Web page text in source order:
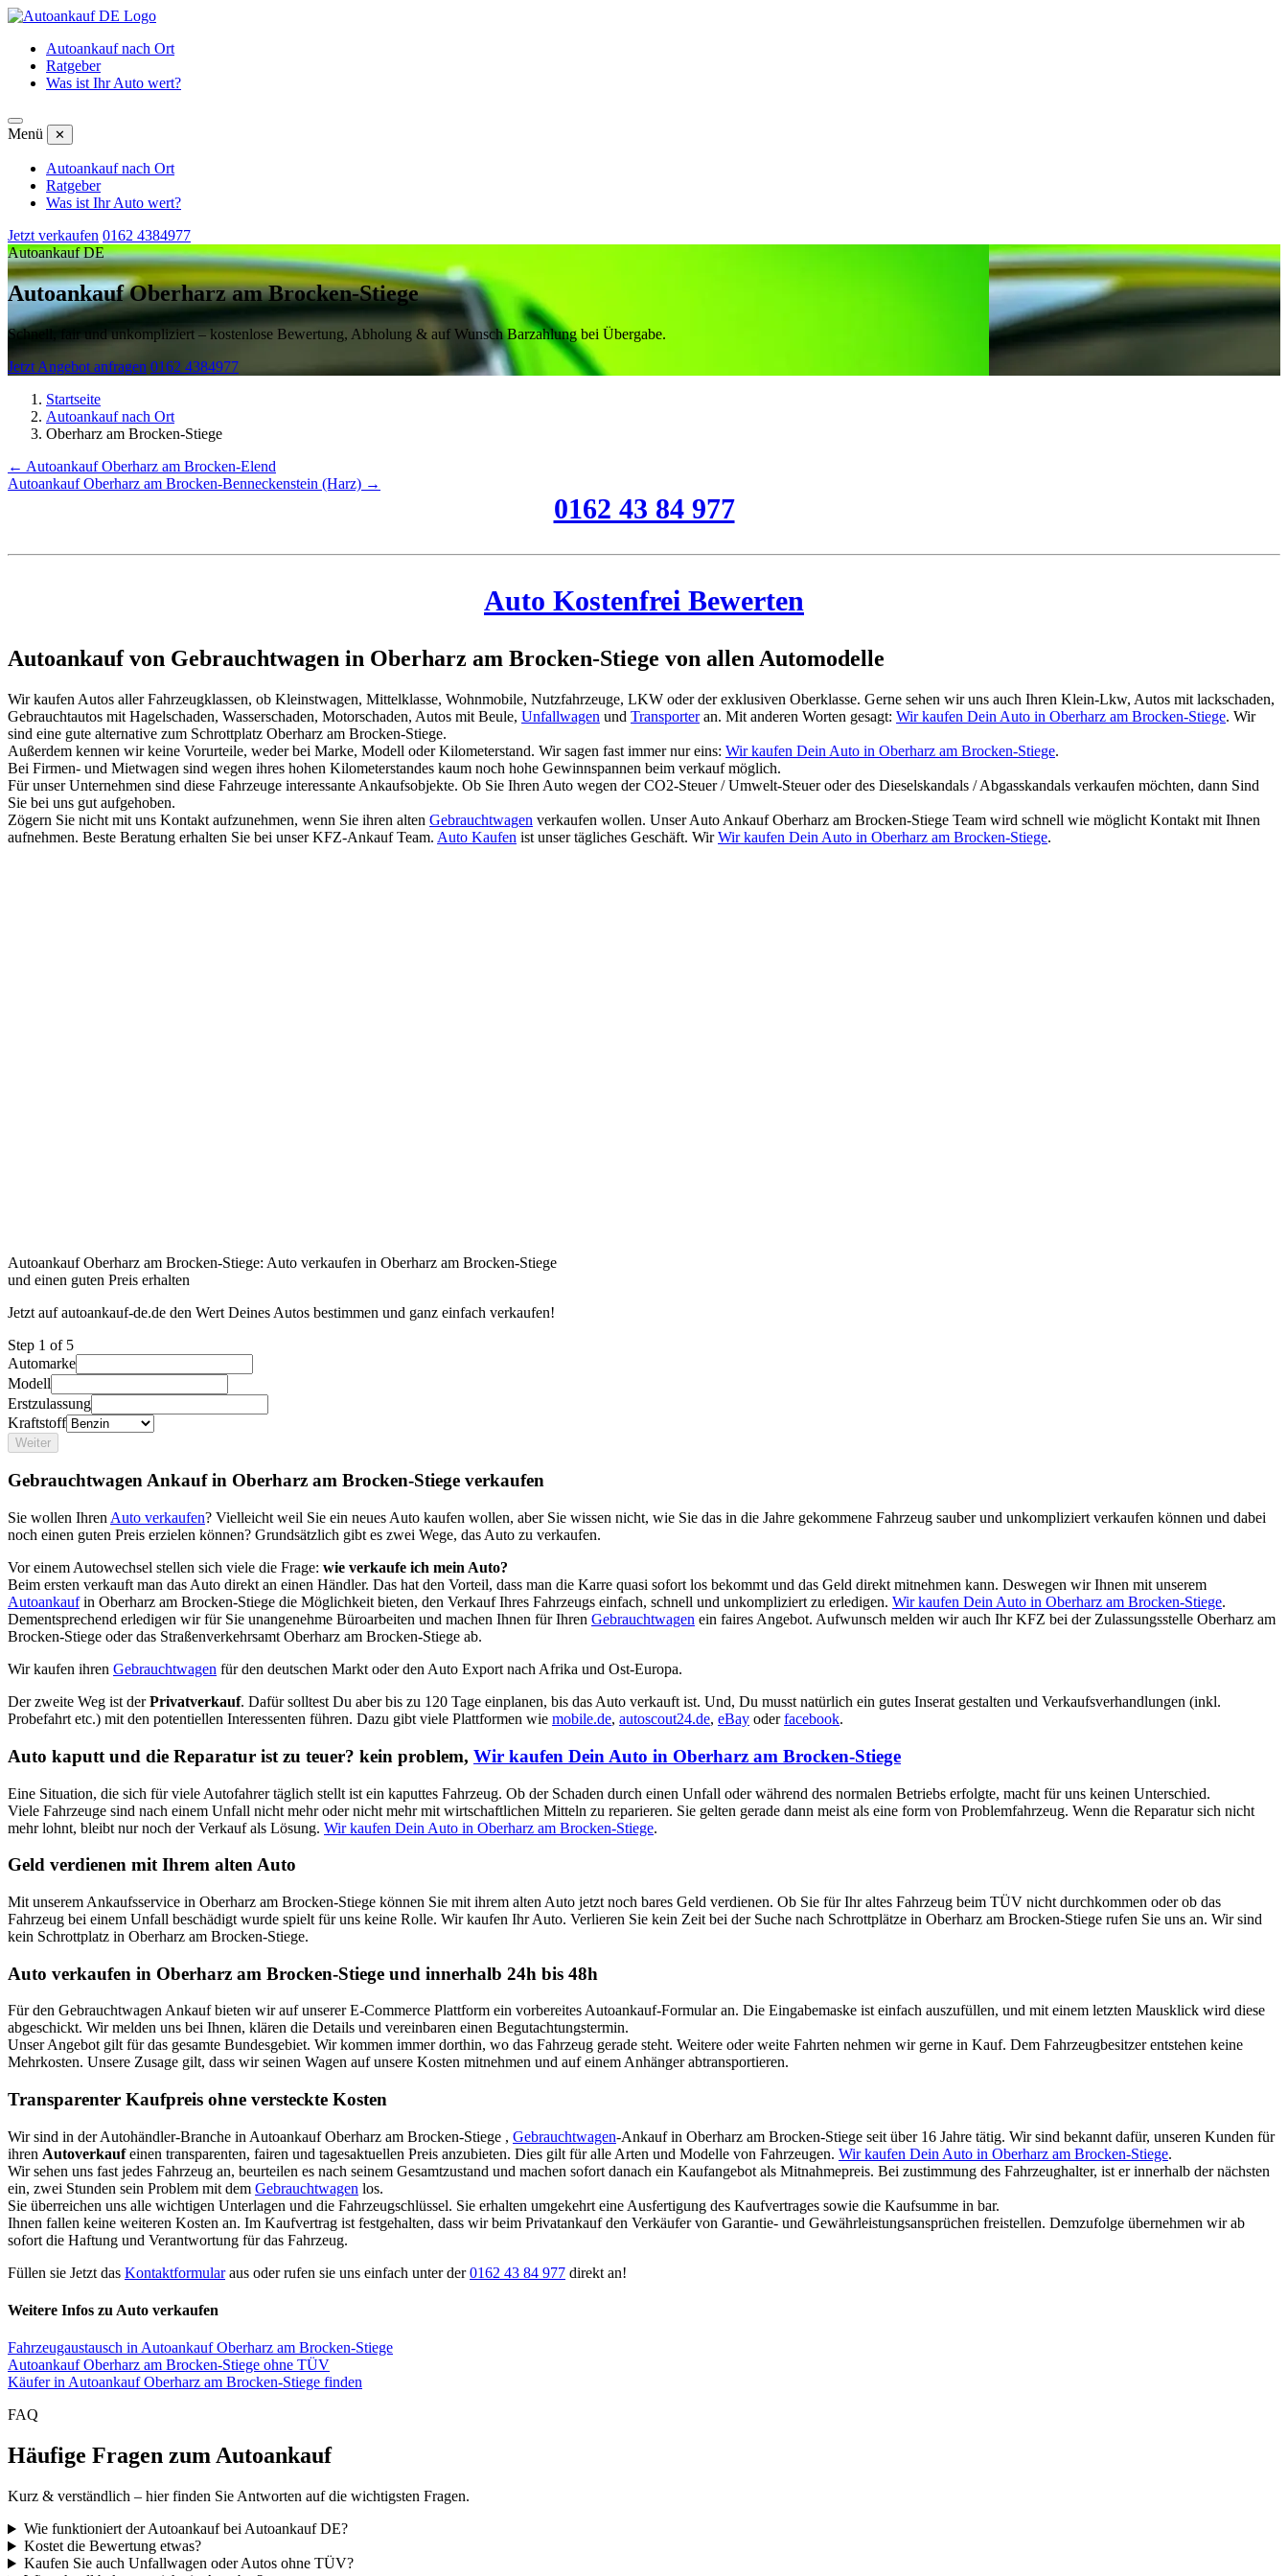
Autoankauf nach Ort
Ratgeber
Was ist Ihr Auto wert?
Menü ✕
Autoankauf nach Ort
Ratgeber
Was ist Ihr Auto wert?
Jetzt verkaufen 0162 4384977
Autoankauf DE
Autoankauf Oberharz am Brocken-Stiege
Schnell, fair und unkompliziert – kostenlose Bewertung, Abholung & auf Wunsch Barzahlung bei Übergabe.
Jetzt Angebot anfragen 0162 4384977
Startseite
Autoankauf nach Ort
Oberharz am Brocken-Stiege
← Autoankauf Oberharz am Brocken-Elend
Autoankauf Oberharz am Brocken-Benneckenstein (Harz) →
0162 43 84 977
Auto Kostenfrei Bewerten
Autoankauf von Gebrauchtwagen in Oberharz am Brocken-Stiege von allen Automodelle
Wir kaufen Autos aller Fahrzeugklassen, ob Kleinstwagen, Mittelklasse, Wohnmobile, Nutzfahrzeuge, LKW oder der exklusiven Oberklasse. Gerne sehen wir uns auch Ihren Klein-Lkw, Autos mit lackschaden,
Gebrauchtautos mit Hagelschaden, Wasserschaden, Motorschaden, Autos mit Beule, Unfallwagen und Transporteran. Mit anderen Worten gesagt: Wir kaufen Dein Auto in Oberharz am Brocken-Stiege. Wir
sind eine gute alternative zum Schrottplatz Oberharz am Brocken-Stiege.
Außerdem kennen wir keine Vorurteile, weder bei Marke, Modell oder Kilometerstand. Wir sagen fast immer nur eins: Wir kaufen Dein Auto in Oberharz am Brocken-Stiege.
Bei Firmen- und Mietwagen sind wegen ihres hohen Kilometerstandes kaum noch hohe Gewinnspannen beim verkauf möglich.
Für unser Unternehmen sind diese Fahrzeuge interessante Ankaufsobjekte. Ob Sie Ihren Auto wegen der CO2-Steuer / Umwelt-Steuer oder des Dieselskandals / Abgasskandals verkaufen möchten, dann Sind
Sie bei uns gut aufgehoben.
Zögern Sie nicht mit uns Kontakt aufzunehmen, wenn Sie ihren alten Gebrauchtwagen verkaufen wollen. Unser Auto Ankauf Oberharz am Brocken-Stiege Team wird schnell wie möglicht Kontakt mit Ihnen
aufnehmen. Beste Beratung erhalten Sie bei unser KFZ-Ankauf Team. Auto Kaufen ist unser tägliches Geschäft. WirWir kaufen Dein Auto in Oberharz am Brocken-Stiege.
Autoankauf Oberharz am Brocken-Stiege: Auto verkaufen in Oberharz am Brocken-Stiege
und einen guten Preis erhalten
Jetzt auf autoankauf-de.de den Wert Deines Autos bestimmen und ganz einfach verkaufen!
Step 1 of 5
Automarke
Modell
Erstzulassung
Kraftstoff
Weiter
Gebrauchtwagen Ankauf in Oberharz am Brocken-Stiege verkaufen
Sie wollen Ihren Auto verkaufen? Vielleicht weil Sie ein neues Auto kaufen wollen, aber Sie wissen nicht, wie Sie das in die Jahre gekommene Fahrzeug sauber und unkompliziert verkaufen können und dabei
noch einen guten Preis erzielen können? Grundsätzlich gibt es zwei Wege, das Auto zu verkaufen.
Vor einem Autowechsel stellen sich viele die Frage: wie verkaufe ich mein Auto?
Beim ersten verkauft man das Auto direkt an einen Händler. Das hat den Vorteil, dass man die Karre quasi sofort los bekommt und das Geld direkt mitnehmen kann. Deswegen wir Ihnen mit unserem
Autoankaufin Oberharz am Brocken-Stiege die Möglichkeit bieten, den Verkauf Ihres Fahrzeugs einfach, schnell und unkompliziert zu erledigen. Wir kaufen Dein Auto in Oberharz am Brocken-Stiege.
Dementsprechend erledigen wir für Sie unangenehme Büroarbeiten und machen Ihnen für Ihren Gebrauchtwagen ein faires Angebot. Aufwunsch melden wir auch Ihr KFZ bei der Zulassungsstelle Oberharz am
Brocken-Stiege oder das Straßenverkehrsamt Oberharz am Brocken-Stiege ab.
Wir kaufen ihren Gebrauchtwagen für den deutschen Markt oder den Auto Export nach Afrika und Ost-Europa.
Der zweite Weg ist derPrivatverkauf. Dafür solltest Du aber bis zu 120 Tage einplanen, bis das Auto verkauft ist. Und, Du musst natürlich ein gutes Inserat gestalten und Verkaufsverhandlungen (inkl.
Probefahrt etc.) mit den potentiellen Interessenten führen. Dazu gibt viele Plattformen wie mobile.de, autoscout24.de, eBay oderfacebook.
Auto kaputt und die Reparatur ist zu teuer? kein problem, Wir kaufen Dein Auto in Oberharz am Brocken-Stiege
Eine Situation, die sich für viele Autofahrer täglich stellt ist ein kaputtes Fahrzeug. Ob der Schaden durch einen Unfall oder während des normalen Betriebs erfolgte, macht für uns keinen Unterschied.
Viele Fahrzeuge sind nach einem Unfall nicht mehr oder nicht mehr mit wirtschaftlichen Mitteln zu reparieren. Sie gelten gerade dann meist als eine form von Problemfahrzeug. Wenn die Reparatur sich nicht
mehr lohnt, bleibt nur noch der Verkauf als Lösung. Wir kaufen Dein Auto in Oberharz am Brocken-Stiege.
Geld verdienen mit Ihrem alten Auto
Mit unserem Ankaufsservice in Oberharz am Brocken-Stiege können Sie mit ihrem alten Auto jetzt noch bares Geld verdienen. Ob Sie für Ihr altes Fahrzeug beim TÜV nicht durchkommen oder ob das
Fahrzeug bei einem Unfall beschädigt wurde spielt für uns keine Rolle. Wir kaufen Ihr Auto. Verlieren Sie kein Zeit bei der Suche nach Schrottplätze in Oberharz am Brocken-Stiege rufen Sie uns an. Wir sind
kein Schrottplatz in Oberharz am Brocken-Stiege.
Auto verkaufen in Oberharz am Brocken-Stiege und innerhalb 24h bis 48h
Für den Gebrauchtwagen Ankauf bieten wir auf unserer E-Commerce Plattform ein vorbereites Autoankauf-Formular an. Die Eingabemaske ist einfach auszufüllen, und mit einem letzten Mausklick wird diese
abgeschickt. Wir melden uns bei Ihnen, klären die Details und vereinbaren einen Begutachtungstermin.
Unser Angebot gilt für das gesamte Bundesgebiet. Wir kommen immer dorthin, wo das Fahrzeug gerade steht. Weitere oder weite Fahrten nehmen wir gerne in Kauf. Dem Fahrzeugbesitzer entstehen keine
Mehrkosten. Unsere Zusage gilt, dass wir seinen Wagen auf unsere Kosten mitnehmen und auf einem Anhänger abtransportieren.
Transparenter Kaufpreis ohne versteckte Kosten
Wir sind in der Autohändler-Branche in Autoankauf Oberharz am Brocken-Stiege , Gebrauchtwagen-Ankauf in Oberharz am Brocken-Stiege seit über 16 Jahre tätig. Wir sind bekannt dafür, unseren Kunden für
ihren Autoverkaufeinen transparenten, fairen und tagesaktuellen Preis anzubieten. Dies gilt für alle Arten und Modelle von Fahrzeugen. Wir kaufen Dein Auto in Oberharz am Brocken-Stiege.
Wir sehen uns fast jedes Fahrzeug an, beurteilen es nach seinem Gesamtzustand und machen sofort danach ein Kaufangebot als Mitnahmepreis. Bei zustimmung des Fahrzeughalter, ist er innerhalb der nächsten
ein, zwei Stunden sein Problem mit dem Gebrauchtwagen los.
Sie überreichen uns alle wichtigen Unterlagen und die Fahrzeugschlüssel. Sie erhalten umgekehrt eine Ausfertigung des Kaufvertrages sowie die Kaufsumme in bar.
Ihnen fallen keine weiteren Kosten an. Im Kaufvertrag ist festgehalten, dass wir beim Privatankauf den Verkäufer von Garantie- und Gewährleistungsansprüchen freistellen. Demzufolge übernehmen wir ab
sofort die Haftung und Verantwortung für das Fahrzeug.
Füllen sie Jetzt das Kontaktformularaus oder rufen sie uns einfach unter der0162 43 84 977 direkt an!
Weitere Infos zu Auto verkaufen
Fahrzeugaustausch in Autoankauf Oberharz am Brocken-Stiege
Autoankauf Oberharz am Brocken-Stiege ohne TÜV
Käufer in Autoankauf Oberharz am Brocken-Stiege finden
FAQ
Häufige Fragen zum Autoankauf
Kurz & verständlich – hier finden Sie Antworten auf die wichtigsten Fragen.
Wie funktioniert der Autoankauf bei Autoankauf DE?
Kostet die Bewertung etwas?
Kaufen Sie auch Unfallwagen oder Autos ohne TÜV?